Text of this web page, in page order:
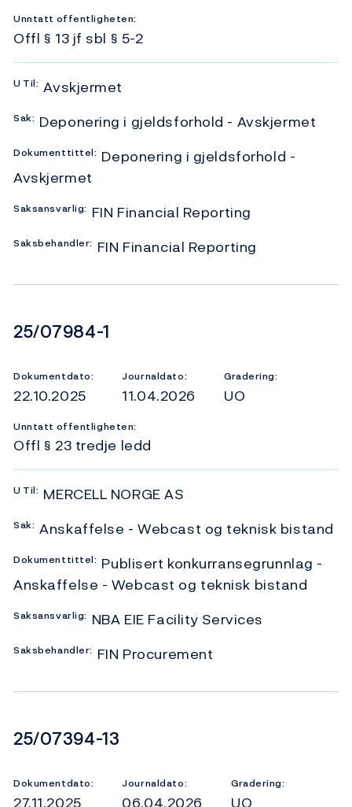
Unntatt offentligheten:
Offl § 13 jf sbl § 5-2
U Til: Avskjermet
Sak: Deponering i gjeldsforhold - Avskjermet
Dokumenttittel: Deponering i gjeldsforhold -
Avskjermet
Saksansvarlig: FIN Financial Reporting
Saksbehandler: FIN Financial Reporting
Dokumentnummer
25/07984-1
Dokumentdato:
22.10.2025
Journaldato:
11.04.2026
Gradering:
UO
Unntatt offentligheten:
Offl § 23 tredje ledd
U Til: MERCELL NORGE AS
Sak: Anskaffelse - Webcast og teknisk bistand
Dokumenttittel: Publisert konkurransegrunnlag -
Anskaffelse - Webcast og teknisk bistand
Saksansvarlig: NBA EIE Facility Services
Saksbehandler: FIN Procurement
Dokumentnummer
25/07394-13
Dokumentdato:
27.11.2025
Journaldato:
06.04.2026
Gradering:
UO